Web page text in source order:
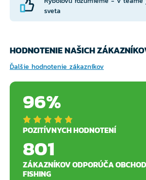
sveta
HODNOTENIE NAŠICH
Ďalšie hodnotenie zákazníkov
96%
POZITÍVNYCH HODNOTENÍ
801
ZÁKAZNÍKOV ODPORÚČA
FISHING